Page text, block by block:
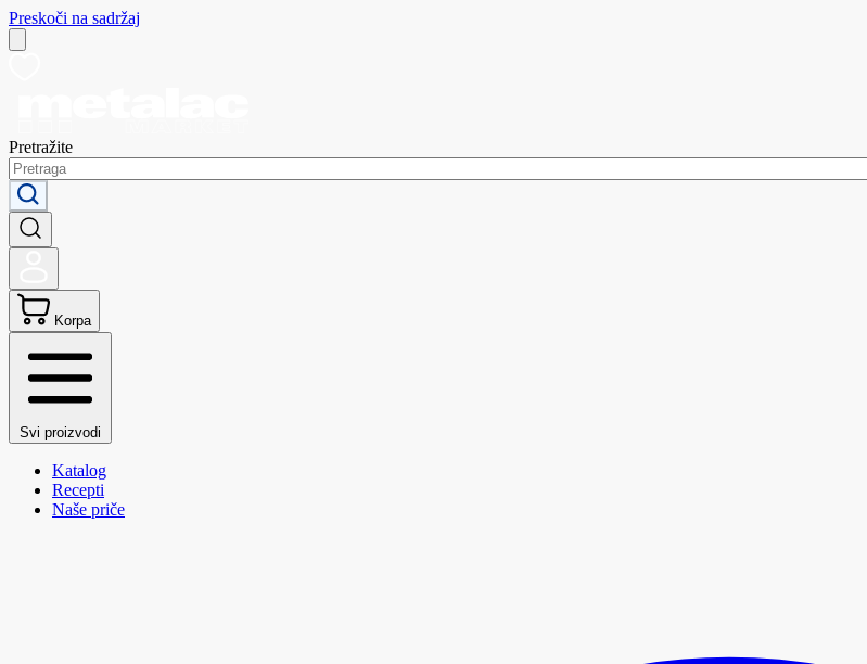
Preskoči na sadržaj
Pretražite
Korpa
Svi proizvodi
Katalog
Recepti
Naše priče